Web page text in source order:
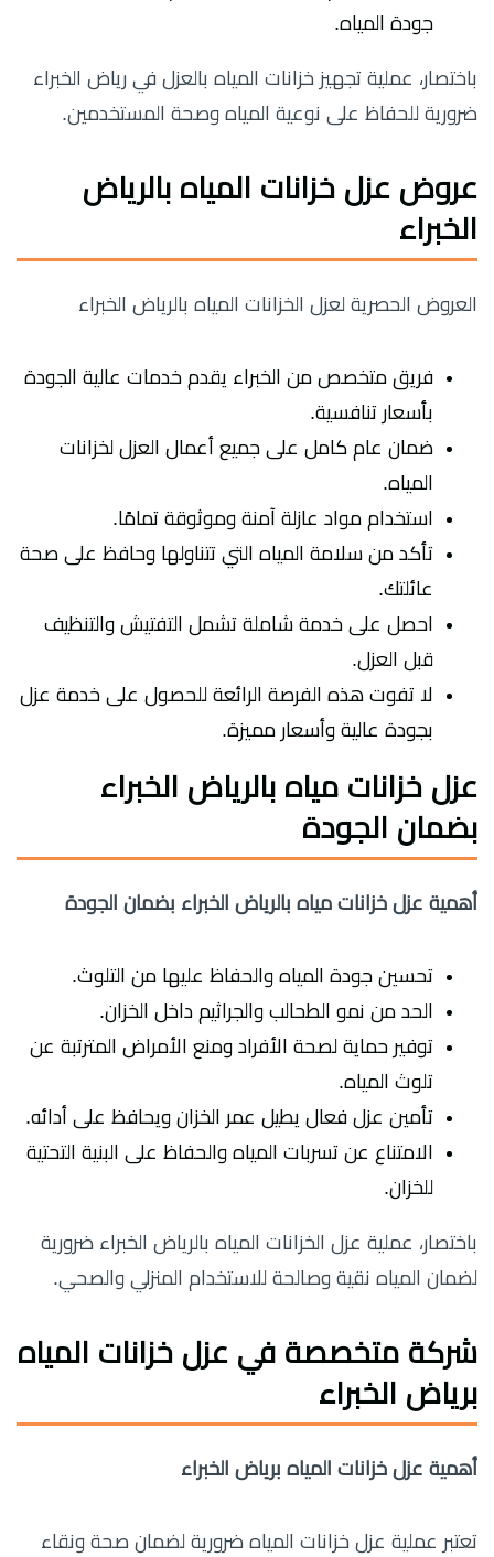
جودة المياه.
باختصار، عملية تجهيز خزانات المياه بالعزل في رياض الخبراء
ضرورية للحفاظ على نوعية المياه وصحة المستخدمين.
عروض عزل خزانات المياه بالرياض
الخبراء
العروض الحصرية لعزل الخزانات المياه بالرياض الخبراء
فريق متخصص من الخبراء يقدم خدمات عالية الجودة
بأسعار تنافسية.
ضمان عام كامل على جميع أعمال العزل لخزانات
المياه.
استخدام مواد عازلة آمنة وموثوقة تمامًا.
تأكد من سلامة المياه التي تتناولها وحافظ على صحة
عائلتك.
احصل على خدمة شاملة تشمل التفتيش والتنظيف
قبل العزل.
لا تفوت هذه الفرصة الرائعة للحصول على خدمة عزل
بجودة عالية وأسعار مميزة.
عزل خزانات مياه بالرياض الخبراء
بضمان الجودة
أهمية عزل خزانات مياه بالرياض الخبراء بضمان الجودة
تحسين جودة المياه والحفاظ عليها من التلوث.
الحد من نمو الطحالب والجراثيم داخل الخزان.
توفير حماية لصحة الأفراد ومنع الأمراض المترتبة عن
تلوث المياه.
تأمين عزل فعال يطيل عمر الخزان ويحافظ على أدائه.
الامتناع عن تسربات المياه والحفاظ على البنية التحتية
للخزان.
باختصار، عملية عزل الخزانات المياه بالرياض الخبراء ضرورية
لضمان المياه نقية وصالحة للاستخدام المنزلي والصحي.
شركة متخصصة في عزل خزانات المياه
برياض الخبراء
أهمية عزل خزانات المياه برياض الخبراء
تعتبر عملية عزل خزانات المياه ضرورية لضمان صحة ونقاء